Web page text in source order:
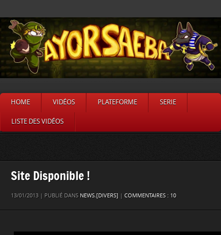
HOME VIDÉOS PLATEFORME SERIE
LISTE DES VIDÉOS
Site Disponible !
13/01/2013 | PUBLIÉ DANS NEWS,[DIVERS] COMMENTAIRES : 10